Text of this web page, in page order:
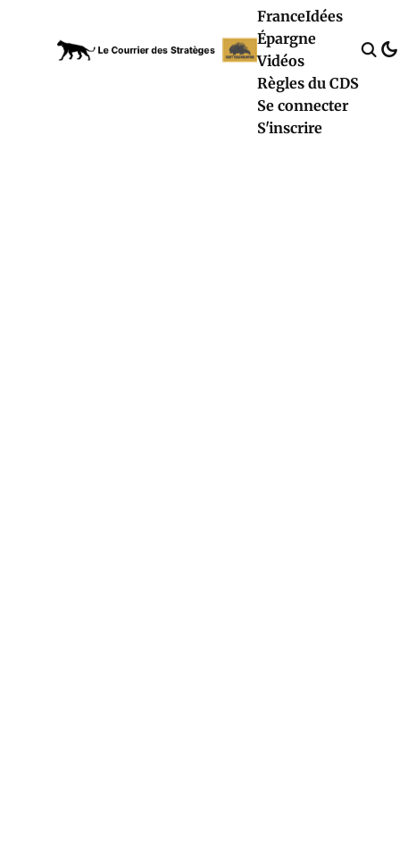
FranceIdées
Épargne
Vidéos
Règles du CDS
Se connecter
S'inscrire